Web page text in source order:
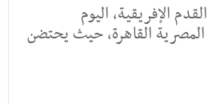
الإفريقية، اليوم
القاهرة، حيث يحتضن